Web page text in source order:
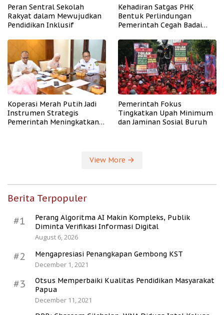
Peran Sentral Sekolah
Rakyat dalam Mewujudkan
Pendidikan Inklusif
Kehadiran Satgas PHK
Bentuk Perlindungan
Pemerintah Cegah Badai
Koperasi Merah Putih Jadi
Instrumen Strategis
Pemerintah Meningkatkan
Pemerintah Fokus
Tingkatkan Upah Minimum
dan Jaminan Sosial Buruh
View More
Berita Terpopuler
#1
Perang Algoritma AI Makin Kompleks, Publik
Diminta Verifikasi Informasi Digital
August 6, 2026
#2
Mengapresiasi Penangkapan Gembong KST
December 1, 2021
#3
Otsus Memperbaiki Kualitas Pendidikan Masyarakat
Papua
December 11, 2021